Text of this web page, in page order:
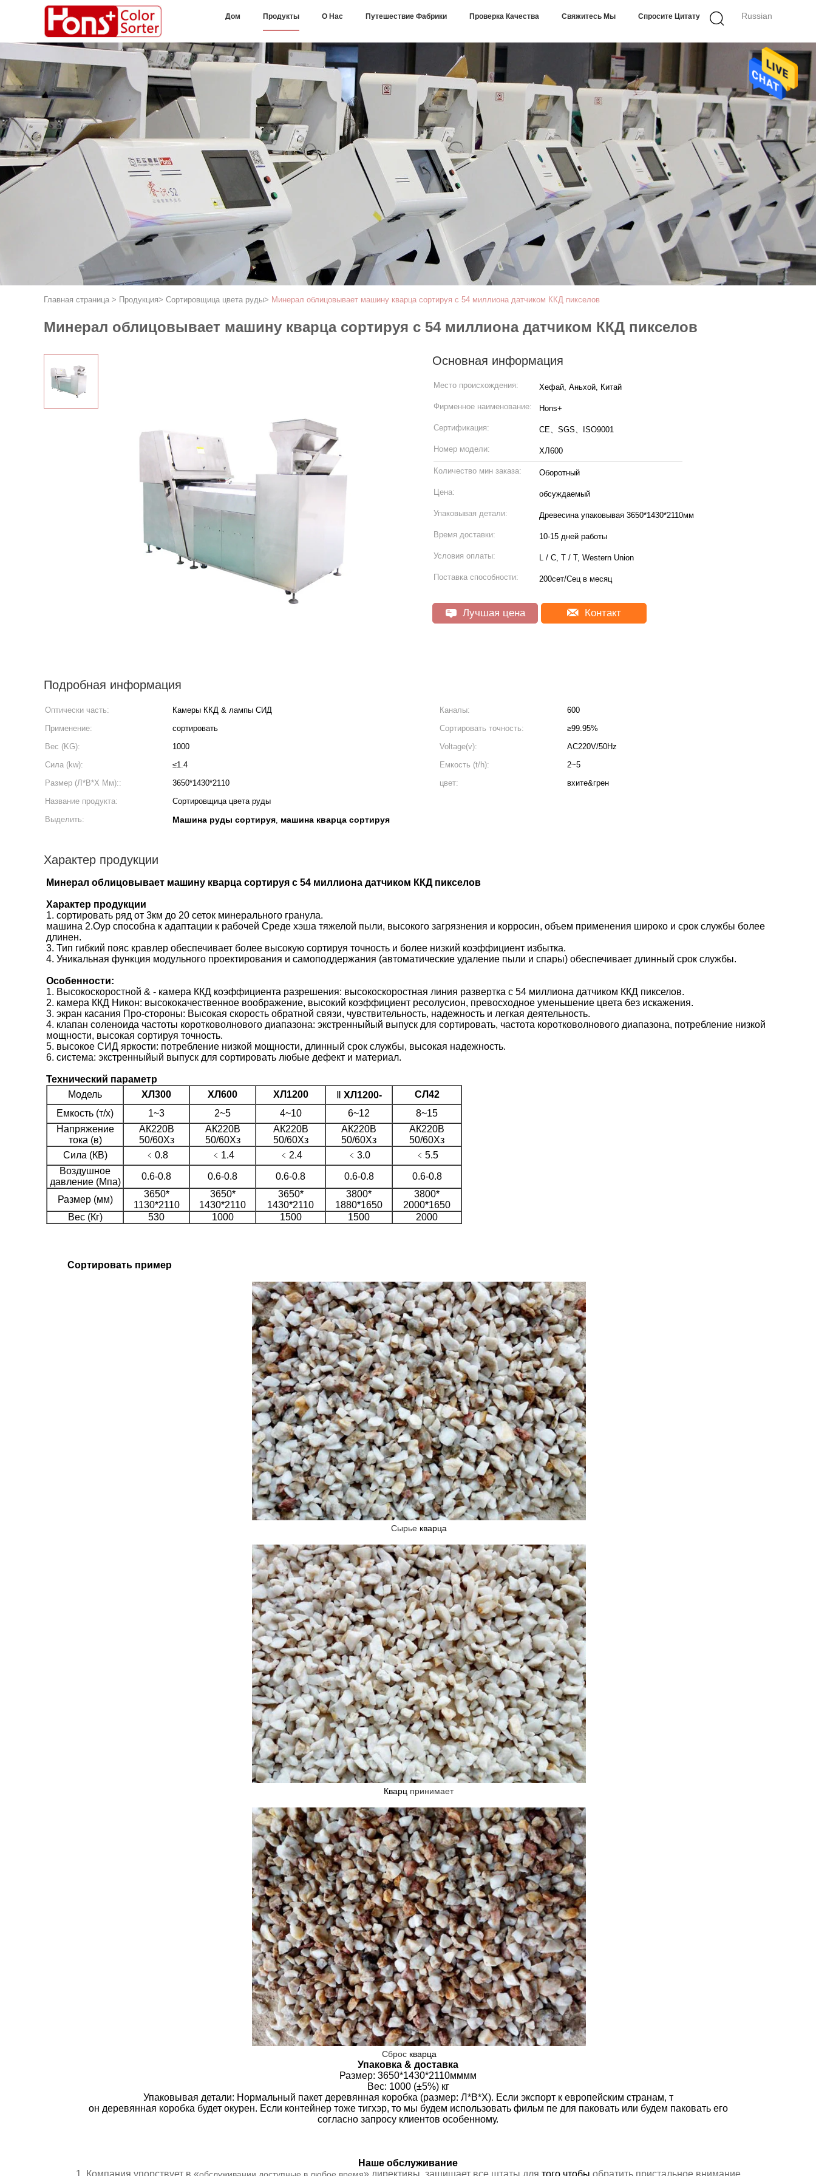
Russian
Дом Продукты О Нас Путешествие Фабрики Проверка Качества Свяжитесь Мы Спросите Цитату
Главная страница > Продукция> Сортировщица цвета руды> Минерал облицовывает машину кварца сортируя с 54 миллиона датчиком ККД пикселов
Минерал облицовывает машину кварца сортируя с 54 миллиона датчиком ККД пикселов
Основная информация
Место происхождения: Хефай, Аньхой, Китай
Фирменное наименование: Hons+
Сертификация: CE、SGS、ISO9001
Номер модели: ХЛ600
Количество мин заказа: Оборотный
Цена: обсуждаемый
Упаковывая детали: Древесина упаковывая 3650*1430*2110мм
Время доставки: 10-15 дней работы
Условия оплаты: L / C, T / T, Western Union
Поставка способности: 200сет/Сец в месяц
Лучшая цена Контакт
Подробная информация
Оптически часть: Камеры ККД & лампы СИД Каналы:
600
Применение:
сортировать Сортировать точность:
≥99.95%
Вес (KG):
1000 Voltage(v):
AC220V/50Hz
Сила (kw):
≤1.4 Емкость (t/h):
2~5
Размер (Л*В*Х Мм)::
3650*1430*2110 цвет:
вхите&грен
Название продукта:
Сортировщица цвета руды
Выделить:
Машина руды сортируя, машина кварца сортируя
Характер продукции
Минерал облицовывает машину кварца сортируя с 54 миллиона датчиком ККД пикселов
Характер продукции
1. сортировать ряд от 3км до 20 сеток минерального гранула.
машина 2.Оур способна к адаптации к рабочей Среде хэша тяжелой пыли, высокого загрязнения и корросин, объем применения широко и срок службы более
длинен.
3. Тип гибкий пояс кравлер обеспечивает более высокую сортируя точность и более низкий коэффициент избытка.
4. Уникальная функция модульного проектирования и самоподдержания (автоматические удаление пыли и спары) обеспечивает длинный срок службы.
Особенности:
1. Высокоскоростной & - камера ККД коэффициента разрешения: высокоскоростная линия развертка с 54 миллиона датчиком ККД пикселов.
2. камера ККД Никон: высококачественное воображение, высокий коэффициент ресолусион, превосходное уменьшение цвета без искажения.
3. экран касания Про-стороны: Высокая скорость обратной связи, чувствительность, надежность и легкая деятельность.
4. клапан соленоида частоты коротковолнового диапазона: экстренныйый выпуск для сортировать, частота коротковолнового диапазона, потребление низкой
мощности, высокая сортируя точность.
5. высокое СИД яркости: потребление низкой мощности, длинный срок службы, высокая надежность.
6. система: экстренныйый выпуск для сортировать любые дефект и материал.
Технический параметр
Модель
ХЛ300 ХЛ600 ХЛ1200 ХЛ1200-
СЛ42
Емкость (т/х)
1~3 2~5 4~10 6~12
8~15
Напряжение
тока (в)
АК220В
50/60Хз
АК220В
50/60Хз
АК220В
50/60Хз
АК220В
50/60Хз
АК220В
50/60Хз
Сила (КВ)
﹤0.8 ﹤1.4 ﹤2.4 ﹤3.0
﹤5.5
Воздушное
давление (Мпа)
0.6-0.8 0.6-0.8 0.6-0.8 0.6-0.8 0.6-0.8
Размер (мм)
3650*
1130*2110
3650*
1430*2110
3650*
1430*2110
3800*
1880*1650
3800*
2000*1650
Вес (Кг)
530 1000 1500 1500 2000
Сортировать пример
Сырье кварца
Кварц принимает
Сброс кварца
Упаковка & доставка
Размер: 3650*1430*2110мммм
Вес: 1000 (±5%) кг
Упаковывая детали: Нормальный пакет деревянная коробка (размер: Л*В*Х). Если экспорт к европейским странам, т
он деревянная коробка будет окурен. Если контейнер тоже тигхэр, то мы будем использовать фильм пе для паковать или будем паковать его
согласно запросу клиентов особенному.
Наше обслуживание
1.
Компания упорствует в « » директивы, защищает все штаты для того чтобы обратить пристальное внимание